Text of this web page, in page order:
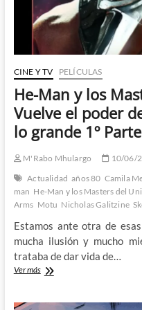
todo
2º
Parte
CINE Y TV PELÍCULAS
He-Man y los
Vuelve el poder
lo grande 1º Parte
M'Rabo Mhulargo 10/06/
Actualidad años 80 Camila
man He-Man y los Masters del
Arms Motu Nicholas Galitzine
Estamos ante otra de
mucha ilusión y mucho
trataba de dar vida de…
Ver másHe-